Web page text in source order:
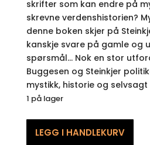
skrifter som kan endre på
skrevne verdenshistorien?
denne boken skjer på
kanskje svare på gamle og
spørsmål… Nok en stor
Buggesen og Steinkjer
mystikk, historie og
1 på lager
Testamente
LEGG I HANDLEKURV